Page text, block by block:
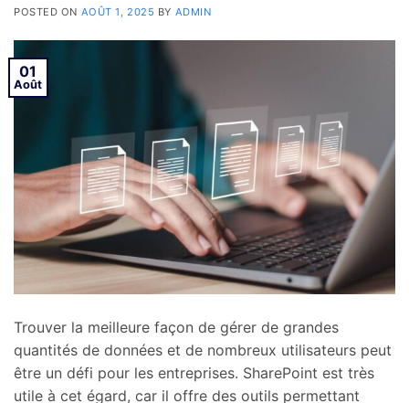
POSTED ON AOÛT 1, 2025 BY ADMIN
01
Août
Trouver la meilleure façon de gérer de grandes
quantités de données et de nombreux utilisateurs peut
être un défi pour les entreprises. SharePoint est très
utile à cet égard, car il offre des outils permettant